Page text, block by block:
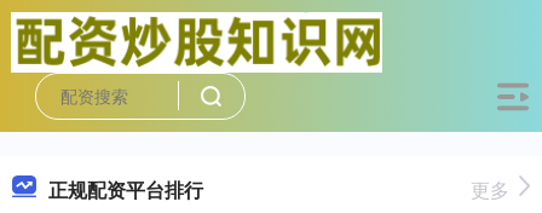
正规配资平台排行 更多